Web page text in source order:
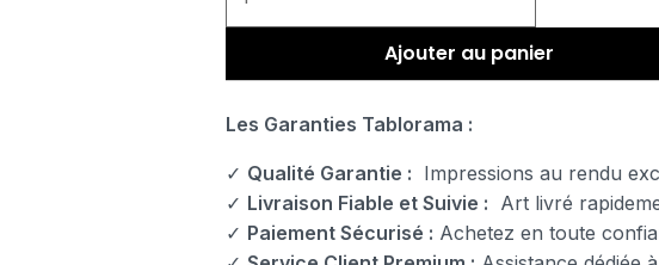
Ajouter au panier
Les Garanties Tablorama :
✓ Qualité Garantie : Impressions au rendu
✓ Livraison Fiable et Suivie : Art livré
✓ Paiement Sécurisé : Achetez en toute